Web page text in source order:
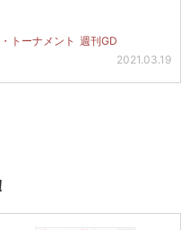
トーナメント 週刊GD
2021.03.19